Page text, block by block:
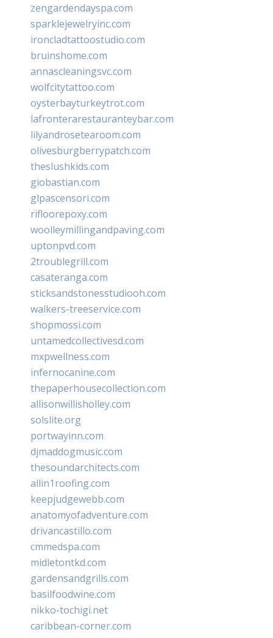
zengardendayspa.com
sparklejewelryinc.com
ironcladtattoostudio.com
bruinshome.com
annascleaningsvc.com
wolfcitytattoo.com
oysterbayturkeytrot.com
lafronterarestauranteybar.com
lilyandrosetearoom.com
olivesburgberrypatch.com
theslushkids.com
giobastian.com
glpascensori.com
rifloorepoxy.com
woolleymillingandpaving.com
uptonpvd.com
2troublegrill.com
casateranga.com
sticksandstonesstudiooh.com
walkers-treeservice.com
shopmossi.com
untamedcollectivesd.com
mxpwellness.com
infernocanine.com
thepaperhousecollection.com
allisonwillisholley.com
solslite.org
portwayinn.com
djmaddogmusic.com
thesoundarchitects.com
allin1roofing.com
keepjudgewebb.com
anatomyofadventure.com
drivancastillo.com
cmmedspa.com
midletontkd.com
gardensandgrills.com
basilfoodwine.com
nikko-tochigi.net
caribbean-corner.com